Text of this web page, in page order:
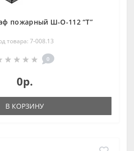
пожарный Ш-О-112 “Т”
товара: 7-008.13
0
0р.
В КОРЗИНУ